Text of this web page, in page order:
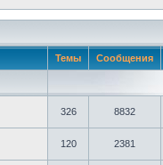
Темы Сообщения
326 8832
120 2381